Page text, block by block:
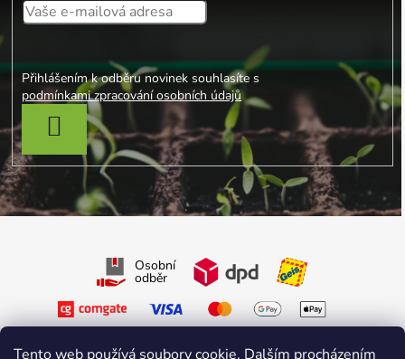
Tento web používá soubory cookie. Dalším procházením
Přihlášením k odběru novinek souhlasíte s
podmínkami zpracování osobních údajů
PŘIHLÁSIT SE
Osobní
odběr